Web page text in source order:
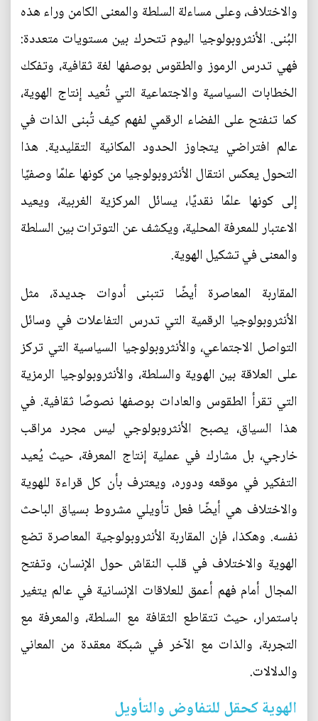
والاختلاف، وعلى مساءلة السلطة والمعنى الكامن وراء هذه
البُنى. الأنثروبولوجيا اليوم تتحرك بين مستويات متعددة:
فهي تدرس الرموز والطقوس بوصفها لغة ثقافية، وتفكك
الخطابات السياسية والاجتماعية التي تُعيد إنتاج الهوية،
كما تنفتح على الفضاء الرقمي لفهم كيف تُبنى الذات في
عالم افتراضي يتجاوز الحدود المكانية التقليدية. هذا
التحول يعكس انتقال الأنثروبولوجيا من كونها علمًا وصفيًا
إلى كونها علمًا نقديًا، يسائل المركزية الغربية، ويعيد
الاعتبار للمعرفة المحلية، ويكشف عن التوترات بين السلطة
والمعنى في تشكيل الهوية.
المقاربة المعاصرة أيضًا تتبنى أدوات جديدة، مثل
الأنثروبولوجيا الرقمية التي تدرس التفاعلات في وسائل
التواصل الاجتماعي، والأنثروبولوجيا السياسية التي تركز
على العلاقة بين الهوية والسلطة، والأنثروبولوجيا الرمزية
التي تقرأ الطقوس والعادات بوصفها نصوصًا ثقافية. في
هذا السياق، يصبح الأنثروبولوجي ليس مجرد مراقب
خارجي، بل مشارك في عملية إنتاج المعرفة، حيث يُعيد
التفكير في موقعه ودوره، ويعترف بأن كل قراءة للهوية
والاختلاف هي أيضًا فعل تأويلي مشروط بسياق الباحث
نفسه. وهكذا، فإن المقاربة الأنثروبولوجية المعاصرة تضع
الهوية والاختلاف في قلب النقاش حول الإنسان، وتفتح
المجال أمام فهم أعمق للعلاقات الإنسانية في عالم يتغير
باستمرار، حيث تتقاطع الثقافة مع السلطة، والمعرفة مع
التجربة، والذات مع الآخر في شبكة معقدة من المعاني
والدلالات.
الهوية كحقل للتفاوض والتأويل